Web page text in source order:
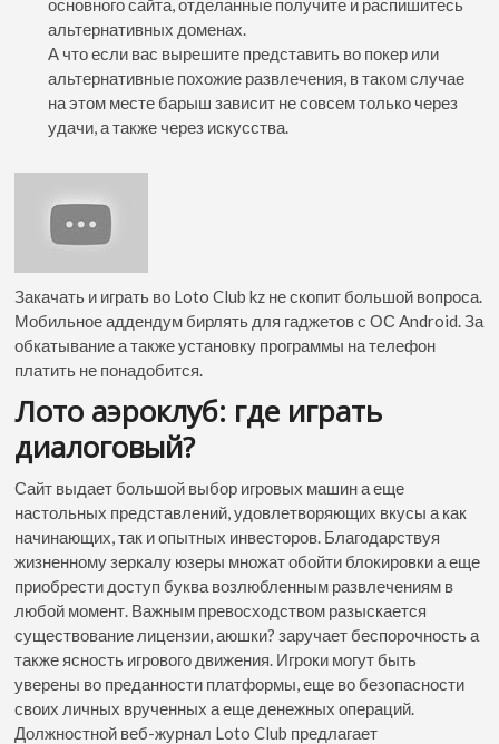
альтернативных доменах.
А что если вас вырешите представить во покер или
альтернативные похожие развлечения, в таком случае
на этом месте барыш зависит не совсем только через
удачи, а также через искусства.
Закачать и играть во Loto Club kz не скопит большой вопроса.
Мобильное аддендум бирлять для гаджетов с ОС Android. За
обкатывание а также установку программы на телефон
платить не понадобится.
Лото аэроклуб: где играть
диалоговый?
Сайт выдает большой выбор игровых машин а еще
настольных представлений, удовлетворяющих вкусы а как
начинающих, так и опытных инвесторов. Благодарствуя
жизненному зеркалу юзеры множат обойти блокировки а еще
приобрести доступ буква возлюбленным развлечениям в
любой момент. Важным превосходством разыскается
существование лицензии, аюшки? заручает беспорочность а
также ясность игрового движения. Игроки могут быть
уверены во преданности платформы, еще во безопасности
своих личных врученных а еще денежных операций.
Должностной веб-журнал Loto Club предлагает